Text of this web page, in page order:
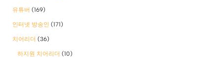
유튜버 (169)
인터넷 방송인 (171)
치어리더 (36)
하지원 치어리더 (10)